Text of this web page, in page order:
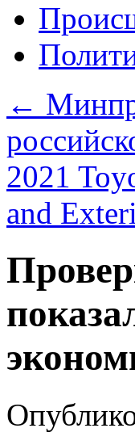
←
2021
and